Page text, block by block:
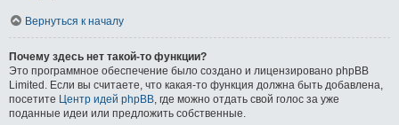
Вернуться к началу
Почему здесь нет такой-то функции?
Это программное обеспечение было создано и лицензировано phpBB
Limited. Если вы считаете, что какая-то функция должна быть добавлена,
посетите Центр идей phpBB , где можно отдать свой голос за уже
поданные идеи или предложить собственные.